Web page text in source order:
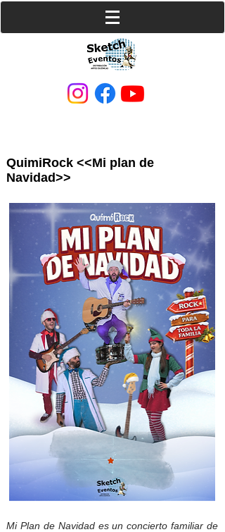
QuimiRock <<Mi plan de
Navidad>>
Mi Plan de Navidad es un concierto familiar de